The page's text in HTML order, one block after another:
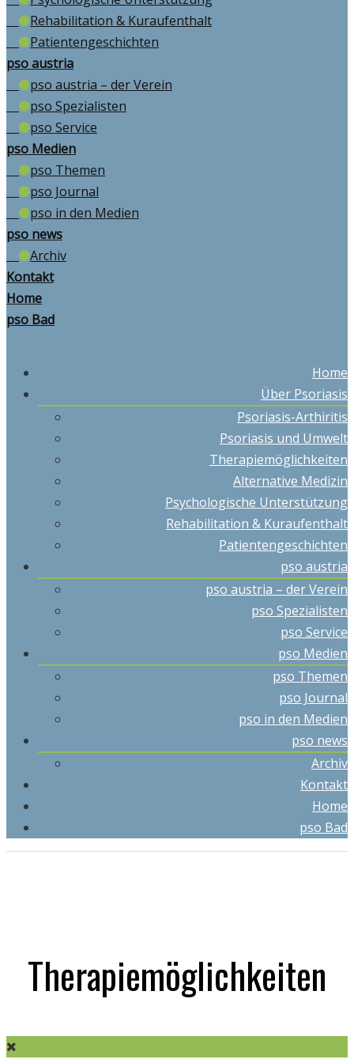
Rehabilitation & Kuraufenthalt
Patientengeschichten
pso austria
pso austria – der Verein
pso Spezialisten
pso Service
pso Medien
pso Themen
pso Journal
pso in den Medien
pso news
Archiv
Kontakt
Home
pso Bad
Home
Über Psoriasis
Psoriasis-Arthiritis
Psoriasis und Umwelt
Therapiemöglichkeiten
Alternative Medizin
Psychologische Unterstützung
Rehabilitation & Kuraufenthalt
Patientengeschichten
pso austria
pso austria – der Verein
pso Spezialisten
pso Service
pso Medien
pso Themen
pso Journal
pso in den Medien
pso news
Archiv
Kontakt
Home
pso Bad
Therapiemöglichkeiten